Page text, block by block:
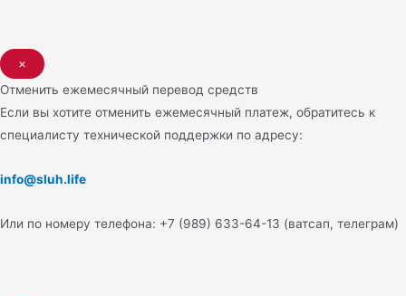
×
Отменить ежемесячный перевод средств
Если вы хотите отменить ежемесячный платеж, обратитесь к
специалисту технической поддержки по адресу:
info@sluh.life
Или по номеру телефона: +7 (989) 633-64-13 (ватсап, телеграм)